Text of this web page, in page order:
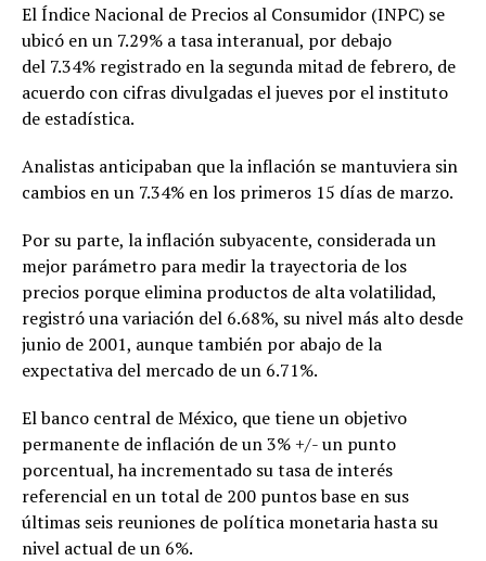
El Índice Nacional de Precios al Consumidor (INPC) se
ubicó en un 7.29% a tasa interanual, por debajo
del 7.34% registrado en la segunda mitad de febrero, de
acuerdo con cifras divulgadas el jueves por el instituto
de estadística.
Analistas anticipaban que la inflación se mantuviera sin
cambios en un 7.34% en los primeros 15 días de marzo.
Por su parte, la inflación subyacente, considerada un
mejor parámetro para medir la trayectoria de los
precios porque elimina productos de alta volatilidad,
registró una variación del 6.68%, su nivel más alto desde
junio de 2001, aunque también por abajo de la
expectativa del mercado de un 6.71%.
El banco central de México, que tiene un objetivo
permanente de inflación de un 3% +/- un punto
porcentual, ha incrementado su tasa de interés
referencial en un total de 200 puntos base en sus
últimas seis reuniones de política monetaria hasta su
nivel actual de un 6%.